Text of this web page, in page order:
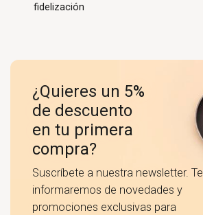
fidelización
¿Quieres un 5%
de descuento
en tu primera
compra?
Suscríbete a nuestra newsletter. Te
informaremos de novedades y
promociones exclusivas para